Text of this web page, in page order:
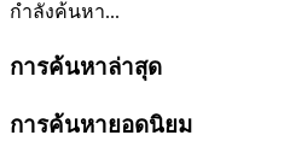
กำลังค้นหา...
การค้นหาล่าสุด
การค้นหายอดนิยม